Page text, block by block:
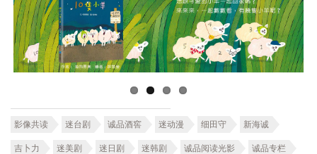
影像共读 迷台剧 诚品酒窖 迷动漫 细田守 新海诚
吉卜力 迷美剧 迷日剧 迷韩剧 诚品阅读光影 诚品专栏